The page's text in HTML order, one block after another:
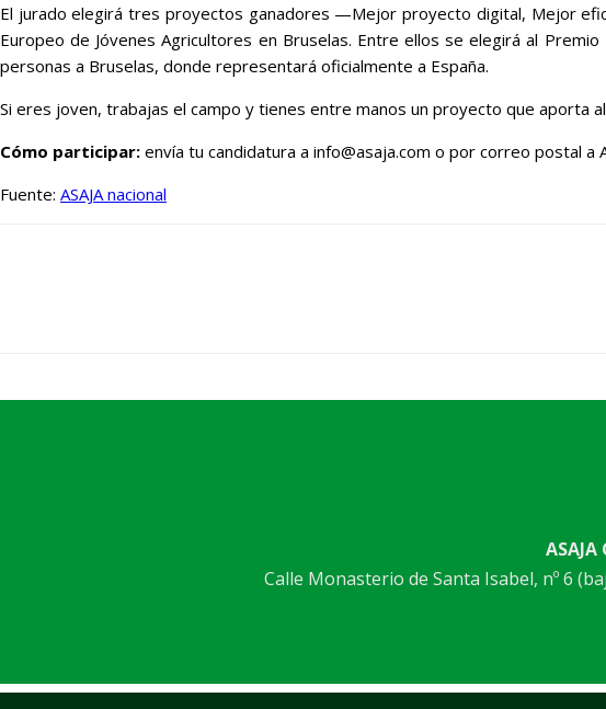
El jurado elegirá tres proyectos ganadores —Mejor proyecto digital, Mejor
Europeo de Jóvenes Agricultores en Bruselas. Entre ellos se elegirá al
personas a Bruselas, donde representará oficialmente a España.
Si eres joven, trabajas el campo y tienes entre manos un proyecto que aporta
Cómo participar: envía tu candidatura a info@asaja.com o por correo postal
Fuente: ASAJA nacional
Calle Monasterio de Santa Isabel, nº 6